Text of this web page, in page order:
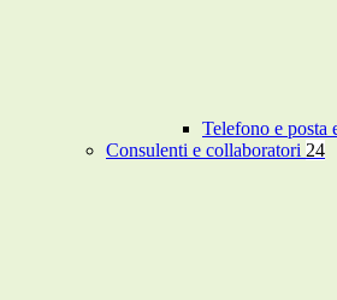
Telefono e posta
Consulenti e collaboratori 24